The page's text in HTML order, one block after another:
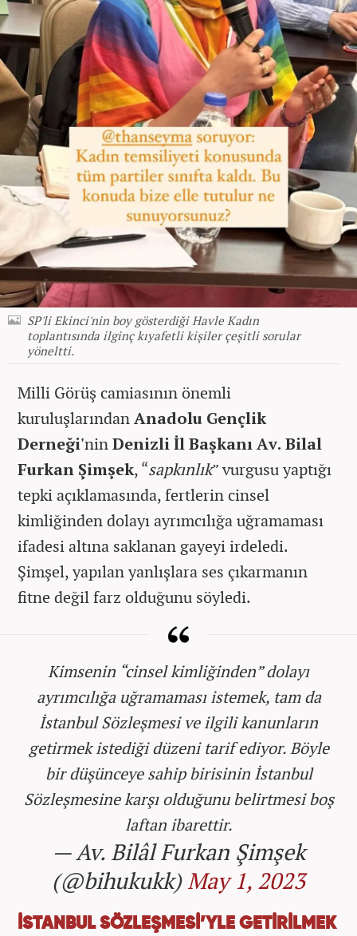
SP'li Ekinci'nin boy gösterdiği Havle Kadın
toplantısında ilginç kıyafetli kişiler çeşitli sorular
yöneltti.
Milli Görüş camiasının önemli
kuruluşlarındanAnadolu Gençlik
Derneği'ninDenizli İl Başkanı Av. Bilal
Furkan Şimşek, “sapkınlık” vurgusu yaptığı
tepki açıklamasında, fertlerin cinsel
kimliğinden dolayı ayrımcılığa uğramaması
ifadesi altına saklanan gayeyi irdeledi.
Şimşel, yapılan yanlışlara ses çıkarmanın
fitne değil farz olduğunu söyledi.
Kimsenin “cinsel kimliğinden” dolayı
ayrımcılığa uğramaması istemek, tam da
İstanbul Sözleşmesi ve ilgili kanunların
getirmek istediği düzeni tarif ediyor. Böyle
bir düşünceye sahip birisinin İstanbul
Sözleşmesine karşı olduğunu belirtmesi boş
laftan ibarettir.
— Av. Bilâl Furkan Şimşek
(@bihukukk)May 1, 2023
İSTANBUL SÖZLEŞMESİ’YLE GETİRİLMEK